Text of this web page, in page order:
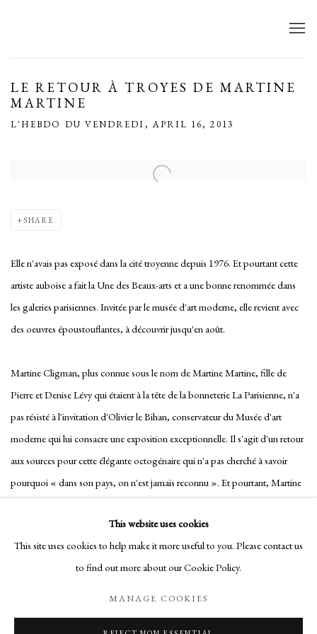
LE RETOUR À TROYES DE MARTINE
MARTINE
L'HEBDO DU VENDREDI, APRIL 16, 2013
Open a larger version of the following image in a popup:
SHARE
Elle n'avais pas exposé dans la cité troyenne depuis 1976. Et pourtant cette
artiste auboise a fait la Une des Beaux-arts et a une bonne renommée dans
les galeries parisiennes. Invitée par le musée d'art moderne, elle revient avec
des oeuvres époustouflantes, à découvrir jusqu'en août.
Martine Cligman, plus connue sous le nom de Martine Martine, fille de
Pierre et Denise Lévy qui étaient à la tête de la bonneterie La Parisienne, n'a
pas résisté à l'invitation d'Olivier le Bihan, conservateur du Musée d'art
moderne qui lui consacre une exposition exceptionnelle. Il s'agit d'un retour
aux sources pour cette élégante octogénaire qui n'a pas cherché à savoir
pourquoi « dans son pays, on n'est jamais reconnu ». Et pourtant, Martine
exposé à New York, Jérusalem, Genève et Paris.
COPYRIGHT © 2026 MARTINE MARTINE
This website uses cookies
This site uses cookies to help make it more useful to you. Please contact us
to find out more about our Cookie Policy.
MANAGE COOKIES